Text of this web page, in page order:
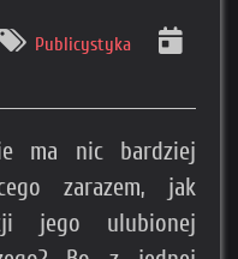
Publicystyka
ma nic bardziej
zarazem, jak
jego ulubionej